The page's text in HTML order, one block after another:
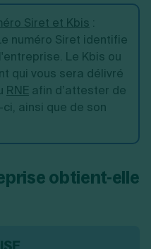
Siret et Kbis :
numéro Siret identifie
Le Kbis ou
qui vous sera délivré
RNE afin d’attester de
ainsi que de son
obtient-elle